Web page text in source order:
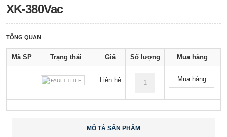
XK-380Vac
TỔNG QUAN
Mã SP Trạng thái Giá Số lượng Mua hàng
DEFAULT TITLE Liên hệ Mua hàng
MÔ TẢ SẢN PHẨM